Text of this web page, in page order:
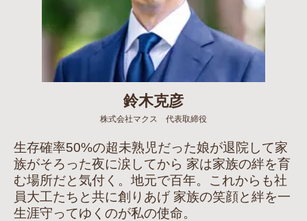
鈴木克彦
株式会社マクス 代表取締役
生存確率50%の超未熟児だった娘が退院して家
族がそろった夜に涙してから 家は家族の絆を育
む場所だと気付く。地元で百年。これからも社
員大工たちと共に創りあげ 家族の笑顔と絆を一
生涯守ってゆくのが私の使命。